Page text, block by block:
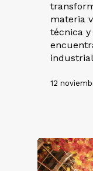
materia
técnica
12